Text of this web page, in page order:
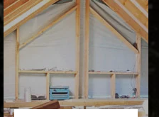
Nettoyage et pose